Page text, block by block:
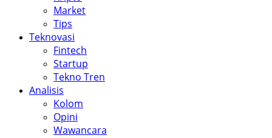
Market
Tips
Teknovasi
Fintech
Startup
Tekno Tren
Analisis
Kolom
Opini
Wawancara